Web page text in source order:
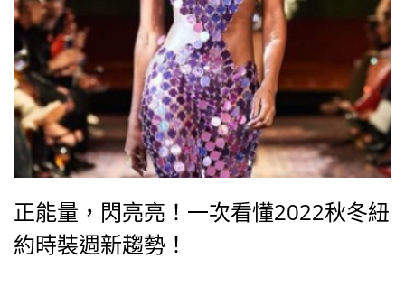
正能量，閃亮亮！一次看懂2022秋冬紐
約時裝週新趨勢！